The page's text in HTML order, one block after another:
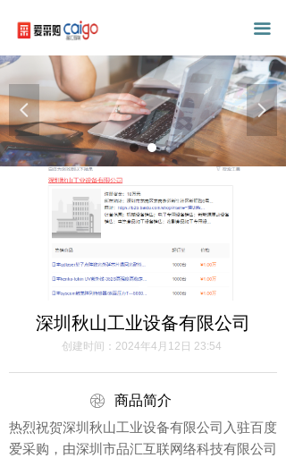
끀
넳 넲
深圳秋山工业设备有限公司
商品简介
创建时间： 2024年4月12日 23:54
热烈祝贺深圳秋山工业设备有限公司入驻百度
爱采购，由深圳市品汇互联网络科技有限公司
ꁵ